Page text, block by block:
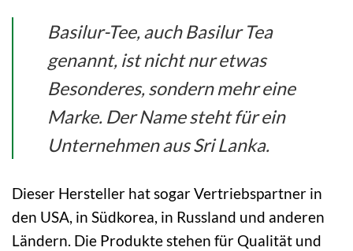
Basilur-Tee, auch Basilur Tea
genannt, ist nicht nur etwas
Besonderes, sondern mehr eine
Marke. Der Name steht für ein
Unternehmen aus Sri Lanka.
Dieser Hersteller hat sogar Vertriebspartner in
den USA, in Südkorea, in Russland und anderen
Ländern. Die Produkte stehen für Qualität und